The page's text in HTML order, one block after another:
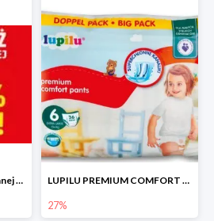
Wyprzedaż kolekcji wiosennej w Lidlu do -70% LUPILU PREMIUM COMFORT Pantsy, rozmiar 5 lub 6, gigapaka -27%
27%